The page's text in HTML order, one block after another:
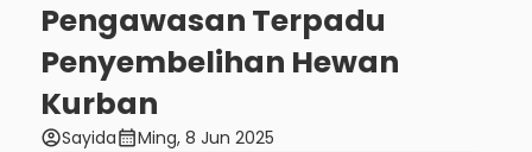
Pengawasan Terpadu
Penyembelihan Hewan
Kurban
account_circleSayidacalendar_monthMing, 8 Jun 2025